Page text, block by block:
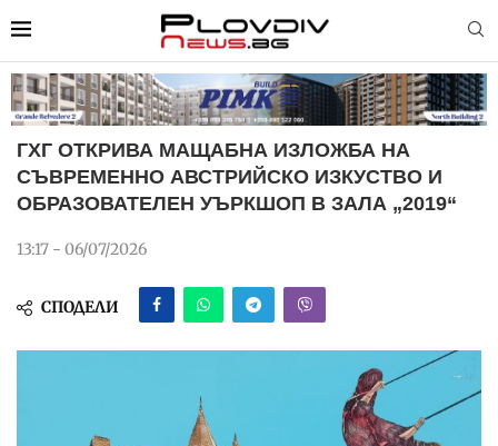
ГХГ ОТКРИВА МАЩАБНА ИЗЛОЖБА НА
СЪВРЕМЕННО АВСТРИЙСКО ИЗКУСТВО И
ОБРАЗОВАТЕЛЕН УЪРКШОП В ЗАЛА „2019“
13:17 - 06/07/2026
СПОДЕЛИ